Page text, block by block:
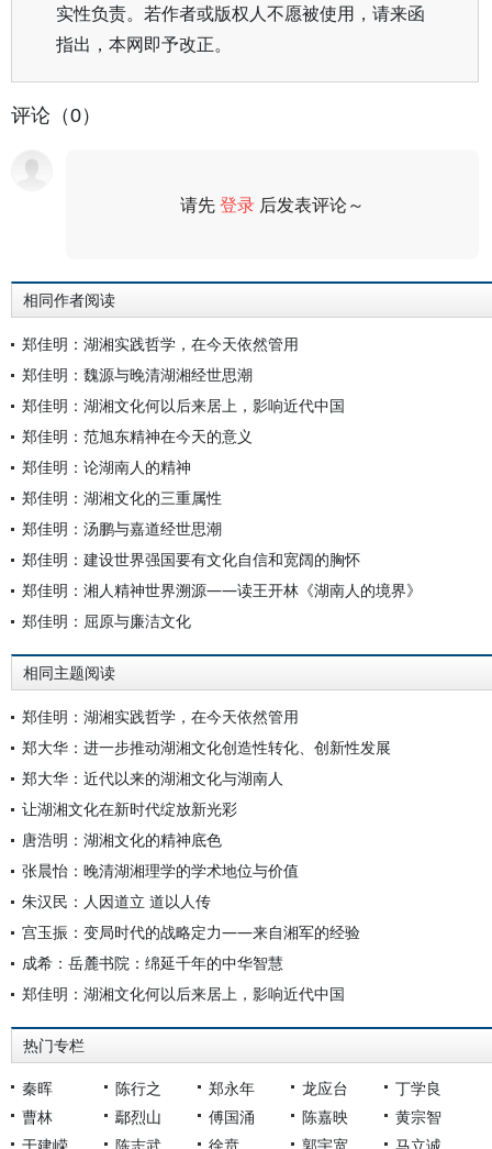
实性负责。若作者或版权人不愿被使用，请来函
指出，本网即予改正。
评论（0）
请先登录 后发表评论～
相同作者阅读
郑佳明：湖湘实践哲学，在今天依然管用
郑佳明：魏源与晚清湖湘经世思潮
郑佳明：湖湘文化何以后来居上，影响近代中国
郑佳明：范旭东精神在今天的意义
郑佳明：论湖南人的精神
郑佳明：湖湘文化的三重属性
郑佳明：汤鹏与嘉道经世思潮
郑佳明：建设世界强国要有文化自信和宽阔的胸怀
郑佳明：湘人精神世界溯源——读王开林《湖南人的境界》
郑佳明：屈原与廉洁文化
相同主题阅读
郑佳明：湖湘实践哲学，在今天依然管用
郑大华：进一步推动湖湘文化创造性转化、创新性发展
郑大华：近代以来的湖湘文化与湖南人
让湖湘文化在新时代绽放新光彩
唐浩明：湖湘文化的精神底色
张晨怡：晚清湖湘理学的学术地位与价值
朱汉民：人因道立 道以人传
宫玉振：变局时代的战略定力——来自湘军的经验
成希：岳麓书院：绵延千年的中华智慧
郑佳明：湖湘文化何以后来居上，影响近代中国
热门专栏
秦晖 陈行之 郑永年 龙应台
丁学良
曹林
鄢烈山 傅国涌 陈嘉映
黄宗智